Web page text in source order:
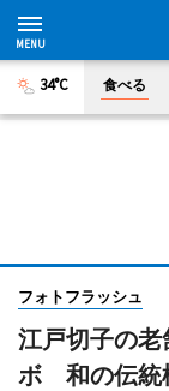
34°C 食べる
フォトフラッシュ
江戸切子の
ボ 和の伝統